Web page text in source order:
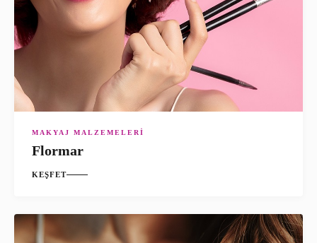
MAKYAJ MALZEMELERI
Flormar
KEŞFET